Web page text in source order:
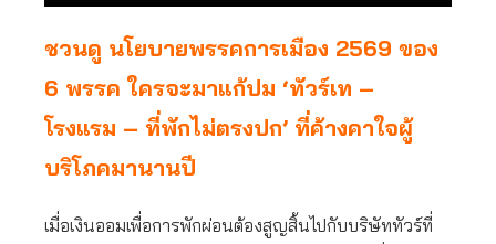
ชวนดู นโยบายพรรคการเมือง 2569 ของ
6 พรรค ใครจะมาแก้ปม ‘ทัวร์เท –
โรงแรม – ที่พักไม่ตรงปก’ ที่ค้างคาใจผู้
บริโภคมานานปี
เมื่อเงินออมเพื่อการพักผ่อนต้องสูญสิ้นไปกับบริษัททัวร์ที่